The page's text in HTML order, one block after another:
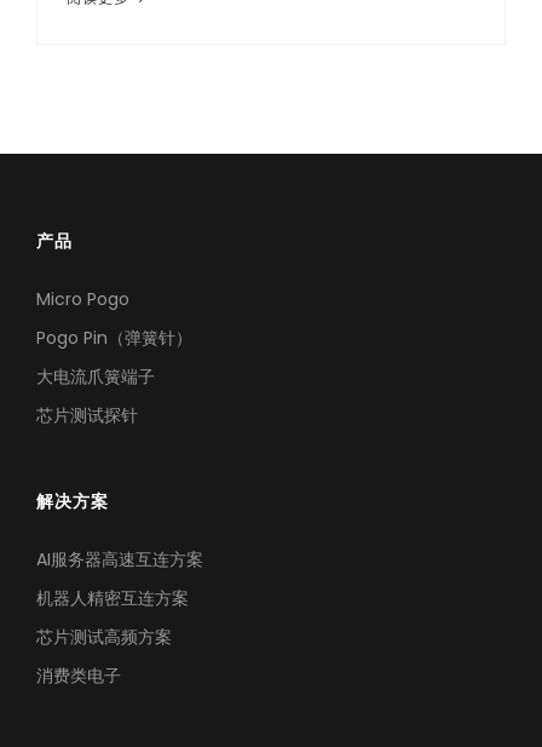
专攻微型化场景，为人形机器人手指关节提供高柔性与高精度信号传输
产品
Micro Pogo
Pogo Pin（弹簧针）
大电流爪簧端子
芯片测试探针
解决方案
AI服务器高速互连方案
机器人精密互连方案
芯片测试高频方案
消费类电子